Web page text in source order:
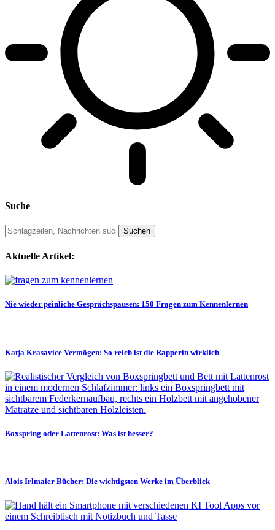
Suche
Aktuelle Artikel:
Nie wieder peinliche Gesprächspausen: 150 Fragen zum Kennenlernen
Katja Krasavice Vermögen: So reich ist die Rapperin wirklich
Boxspring oder Lattenrost: Was ist besser?
Alois Irlmaier Bücher: Die wichtigsten Werke im Überblick